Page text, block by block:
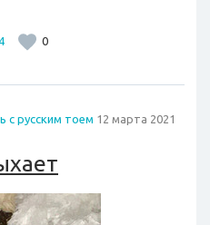
0
с русским тоем 12 марта 2021